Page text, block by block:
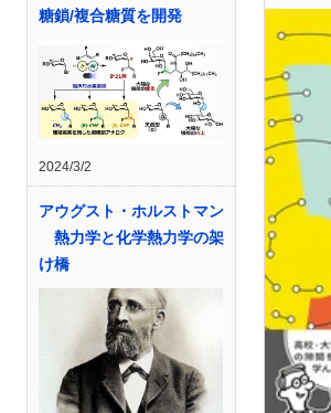
糖鎖/複合糖質を開発
2024/3/2
アウグスト・ホルストマン
熱力学と化学熱力学の架
け橋